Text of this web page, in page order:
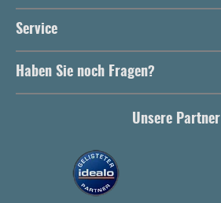
Service
Haben Sie noch Fragen?
Unsere Partner